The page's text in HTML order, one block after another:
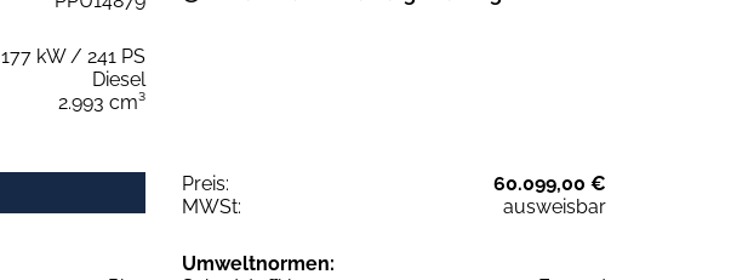
177 kW / 241 PS
Diesel
2.993 cm³
Preis:
60.099,00 €
MWSt:
ausweisbar
Umweltnormen: